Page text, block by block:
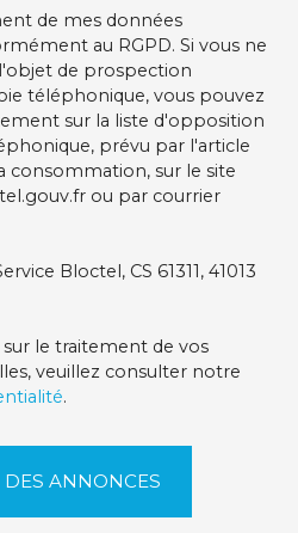
de mes données
au RGPD. Si vous ne
de prospection
téléphonique, vous pouvez
sur la liste d'opposition
prévu par l'article
consommation, sur le site
ou par courrier
Bloctel, CS 61311, 41013
le traitement de vos
veuillez consulter notre
.
DES ANNONCES